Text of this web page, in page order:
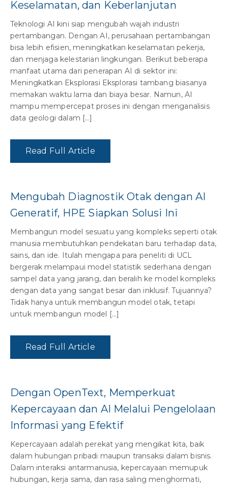
Keselamatan, dan Keberlanjutan
Teknologi AI kini siap mengubah wajah industri
pertambangan. Dengan AI, perusahaan pertambangan
bisa lebih efisien, meningkatkan keselamatan pekerja,
dan menjaga kelestarian lingkungan. Berikut beberapa
manfaat utama dari penerapan AI di sektor ini:
Meningkatkan Eksplorasi Eksplorasi tambang biasanya
memakan waktu lama dan biaya besar. Namun, AI
mampu mempercepat proses ini dengan menganalisis
data geologi dalam […]
Read Full Article
Mengubah Diagnostik Otak dengan AI
Generatif, HPE Siapkan Solusi Ini
Membangun model sesuatu yang kompleks seperti otak
manusia membutuhkan pendekatan baru terhadap data,
sains, dan ide. Itulah mengapa para peneliti di UCL
bergerak melampaui model statistik sederhana dengan
sampel data yang jarang, dan beralih ke model kompleks
dengan data yang sangat besar dan inklusif. Tujuannya?
Tidak hanya untuk membangun model otak, tetapi
untuk membangun model […]
Read Full Article
Dengan OpenText, Memperkuat
Kepercayaan dan AI Melalui Pengelolaan
Informasi yang Efektif
Kepercayaan adalah perekat yang mengikat kita, baik
dalam hubungan pribadi maupun transaksi dalam bisnis.
Dalam interaksi antarmanusia, kepercayaan memupuk
hubungan, kerja sama, dan rasa saling menghormati,